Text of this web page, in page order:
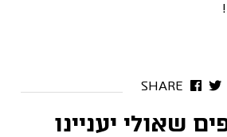
SHARE
שאולי יעניינו